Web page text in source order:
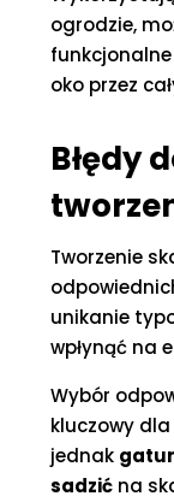
ogrodzie,
oko przez
Błędy
Tworzenie
unikanie
wpłynąć na
Wybór
kluczowy
jednak
sadzić na